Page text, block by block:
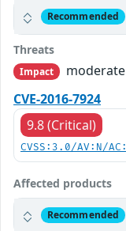
Recommended
Threats
Impact
moderate
CVE-2016-7924
9.8 (Critical)
CVSS:3.0/AV:N/
Affected products
Recommended